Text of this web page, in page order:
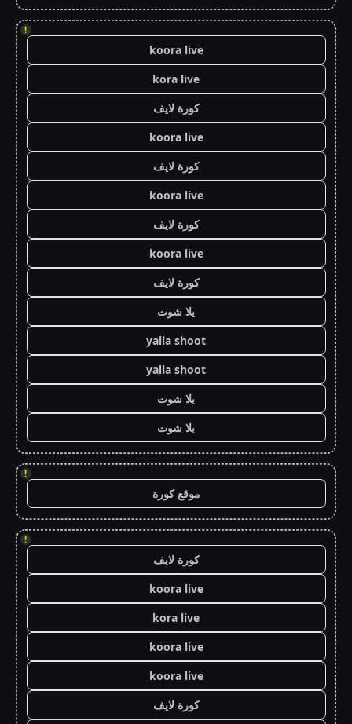
!
koora live
kora live
كورة لايف
koora live
كورة لايف
koora live
كورة لايف
koora live
كورة لايف
يلا شوت
yalla shoot
yalla shoot
يلا شوت
يلا شوت
!
موقع كورة
!
كورة لايف
koora live
kora live
koora live
koora live
كورة لايف